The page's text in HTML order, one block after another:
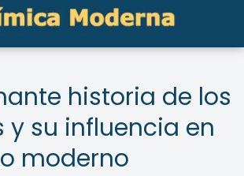
historia de los
y su influencia en
moderno